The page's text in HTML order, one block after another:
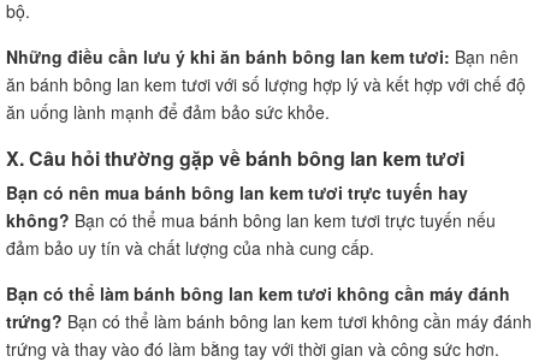
bộ.
Những điều cần lưu ý khi ăn bánh bông lan kem tươi: Bạn nên
ăn bánh bông lan kem tươi với số lượng hợp lý và kết hợp với chế độ
ăn uống lành mạnh để đảm bảo sức khỏe.
X. Câu hỏi thường gặp về bánh bông lan kem tươi
Bạn có nên mua bánh bông lan kem tươi trực tuyến hay
không? Bạn có thể mua bánh bông lan kem tươi trực tuyến nếu
đảm bảo uy tín và chất lượng của nhà cung cấp.
Bạn có thể làm bánh bông lan kem tươi không cần máy đánh
trứng? Bạn có thể làm bánh bông lan kem tươi không cần máy đánh
trứng và thay vào đó làm bằng tay với thời gian và công sức hơn.